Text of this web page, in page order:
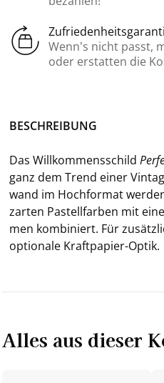
Wenn’s nicht passt,
oder erstatten die
BE­SCHREI­BUNG
Das Will­kom­mens­schild
ganz dem Trend einer
wand im Hoch­for­mat
zar­ten Pas­tell­far­ben mit
men kom­bi­niert. Für
op­tio­na­le Kraftpapier-​Optik.
Alles aus dieser